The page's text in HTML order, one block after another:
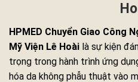
HPMED Chuyển Giao Công
Mỹ Viện Lê Hoài là sự kiện
trọng trong hành trình ứng
hóa da không phẫu thuật vào